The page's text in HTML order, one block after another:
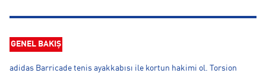
GENEL BAKIŞ
adidas Barricade tenis ayakkabısı ile kortun hakimi ol. Torsion